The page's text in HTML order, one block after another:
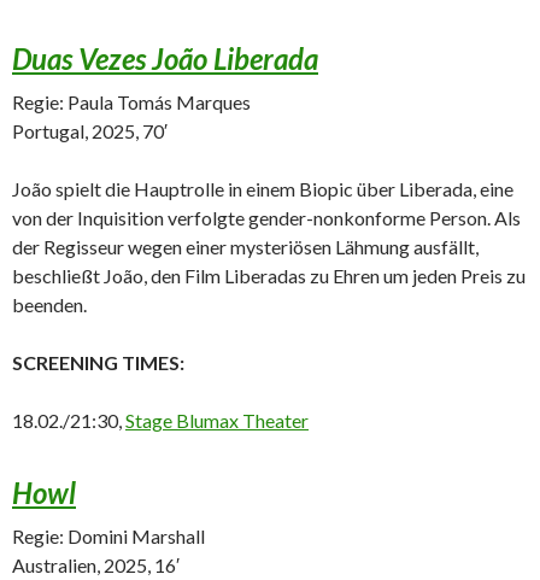
Duas Vezes João Liberada
Regie: Paula Tomás Marques
Portugal, 2025, 70′
João spielt die Hauptrolle in einem Biopic über Liberada, eine
von der Inquisition verfolgte gender-nonkonforme Person. Als
der Regisseur wegen einer mysteriösen Lähmung ausfällt,
beschließt João, den Film Liberadas zu Ehren um jeden Preis zu
beenden.
SCREENING TIMES:
18.02./21:30,Stage Blumax Theater
Howl
Regie: Domini Marshall
Australien, 2025, 16′